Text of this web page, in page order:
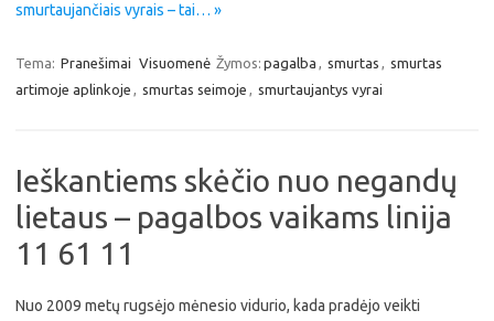
smurtaujančiais vyrais – tai… »
Tema: Pranešimai Visuomenė Žymos: pagalba , smurtas , smurtas
artimoje aplinkoje , smurtas seimoje , smurtaujantys vyrai
Ieškantiems skėčio nuo negandų
lietaus – pagalbos vaikams linija
11 61 11
Nuo 2009 metų rugsėjo mėnesio vidurio, kada pradėjo veikti